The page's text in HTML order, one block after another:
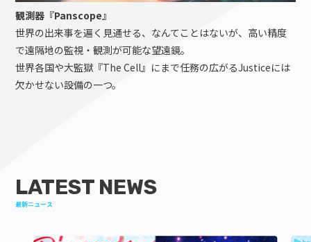
観測器『Panscope』
世界の出来事を遍く見通せる、なんてことはないが、高い精度
で遠隔地の監視・観測が可能な望遠鏡。
世界各国や大監獄『The Cell』にまで任務の広がるJusticeには
欠かせない設備の一つ。
LATEST NEWS
最新ニュース